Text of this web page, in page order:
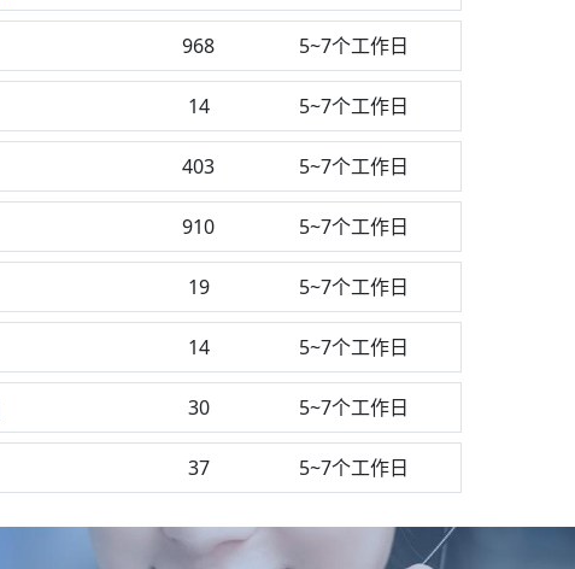
968 5~7个工作日
14 5~7个工作日
403 5~7个工作日
910 5~7个工作日
19 5~7个工作日
14 5~7个工作日
30 5~7个工作日
37 5~7个工作日